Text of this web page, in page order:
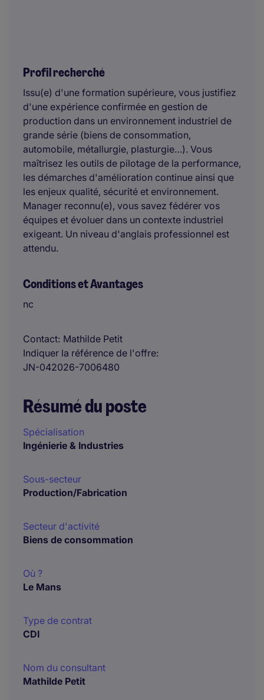
Profil recherché
Issu(e) d'une formation supérieure, vous justifiez
d'une expérience confirmée en gestion de
production dans un environnement industriel de
grande série (biens de consommation,
automobile, métallurgie, plasturgie…). Vous
maîtrisez les outils de pilotage de la performance,
les démarches d'amélioration continue ainsi que
les enjeux qualité, sécurité et environnement.
Manager reconnu(e), vous savez fédérer vos
équipes et évoluer dans un contexte industriel
exigeant. Un niveau d'anglais professionnel est
attendu.
Conditions et Avantages
nc
Contact Mathilde Petit
Indiquer la référence de l'offre
JN-042026-7006480
Résumé du poste
Spécialisation
Ingénierie & Industries
Sous-secteur
Production/Fabrication
Secteur d'activité
Biens de consommation
Où ?
Le Mans
Type de contrat
CDI
Nom du consultant
Mathilde Petit